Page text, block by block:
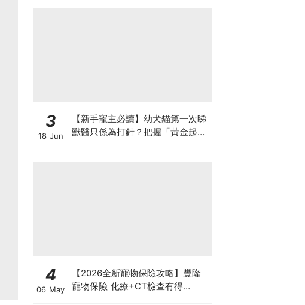
3
18 Jun
【新手寵主必讀】幼犬貓第一次睇
獸醫只係為打針？把握「黃金起跑
4
06 May
【2026全新寵物保險攻略】豐隆
寵物保險 化療+CT檢查有得